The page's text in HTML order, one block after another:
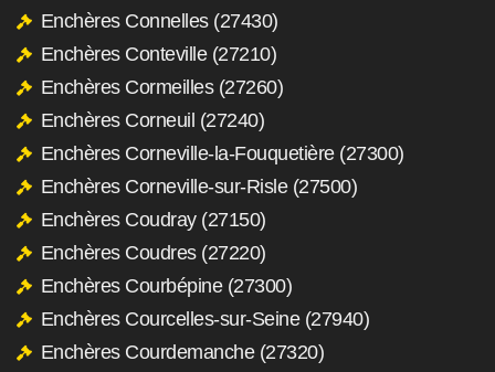
Enchères Connelles (27430)
Enchères Conteville (27210)
Enchères Cormeilles (27260)
Enchères Corneuil (27240)
Enchères Corneville-la-Fouquetière (27300)
Enchères Corneville-sur-Risle (27500)
Enchères Coudray (27150)
Enchères Coudres (27220)
Enchères Courbépine (27300)
Enchères Courcelles-sur-Seine (27940)
Enchères Courdemanche (27320)